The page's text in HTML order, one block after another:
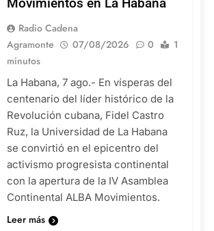
Movimientos en La Habana
Radio Cadena
Agramonte
07/08/2026 0
1
minutos
La Habana, 7 ago.- En vísperas del
centenario del líder histórico de la
Revolución cubana, Fidel Castro
Ruz, la Universidad de La Habana
se convirtió en el epicentro del
activismo progresista continental
con la apertura de la IV Asamblea
Continental ALBA Movimientos.
Leer más